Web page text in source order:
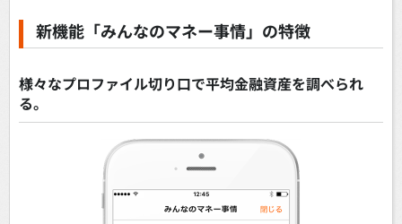
新機能「みんなのマネー事情」の特徴
様々なプロファイル切り口で平均金融資産を調べられ
る。